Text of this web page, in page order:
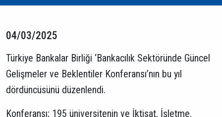
04/03/2025
Türkiye Bankalar Birliği ‘Bankacılık Sektöründe Güncel
Gelişmeler ve Beklentiler Konferansı’nın bu yıl
dördüncüsünü düzenlendi.
Konferansı; 195 üniversitenin ve İktisat, İşletme,